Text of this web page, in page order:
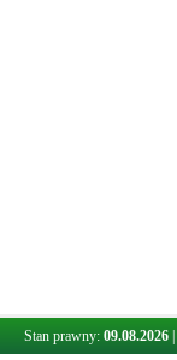
Stan prawny: 09.08.2026